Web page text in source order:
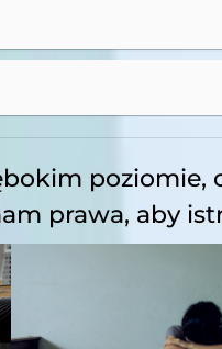
poziomie,
prawa, aby